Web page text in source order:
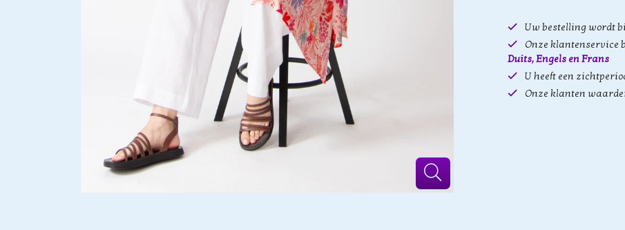
Uw bestelling wordt
Onze klantenservice
Duits, Engels en Frans
U heeft een
Onze klanten